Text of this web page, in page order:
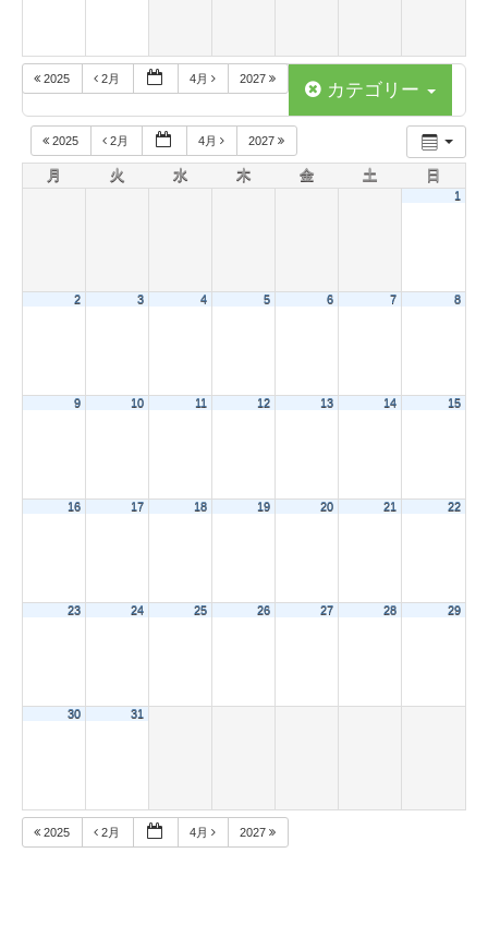
2025 2月 4月 2027
カテゴリー
2025 2月 4月 2027
月 火 水 木 金 土 日
1
2 3 4 5 6 7 8
9 10 11 12 13 14 15
16 17 18 19 20 21 22
23 24 25 26 27 28 29
30 31
2025 2月 4月 2027